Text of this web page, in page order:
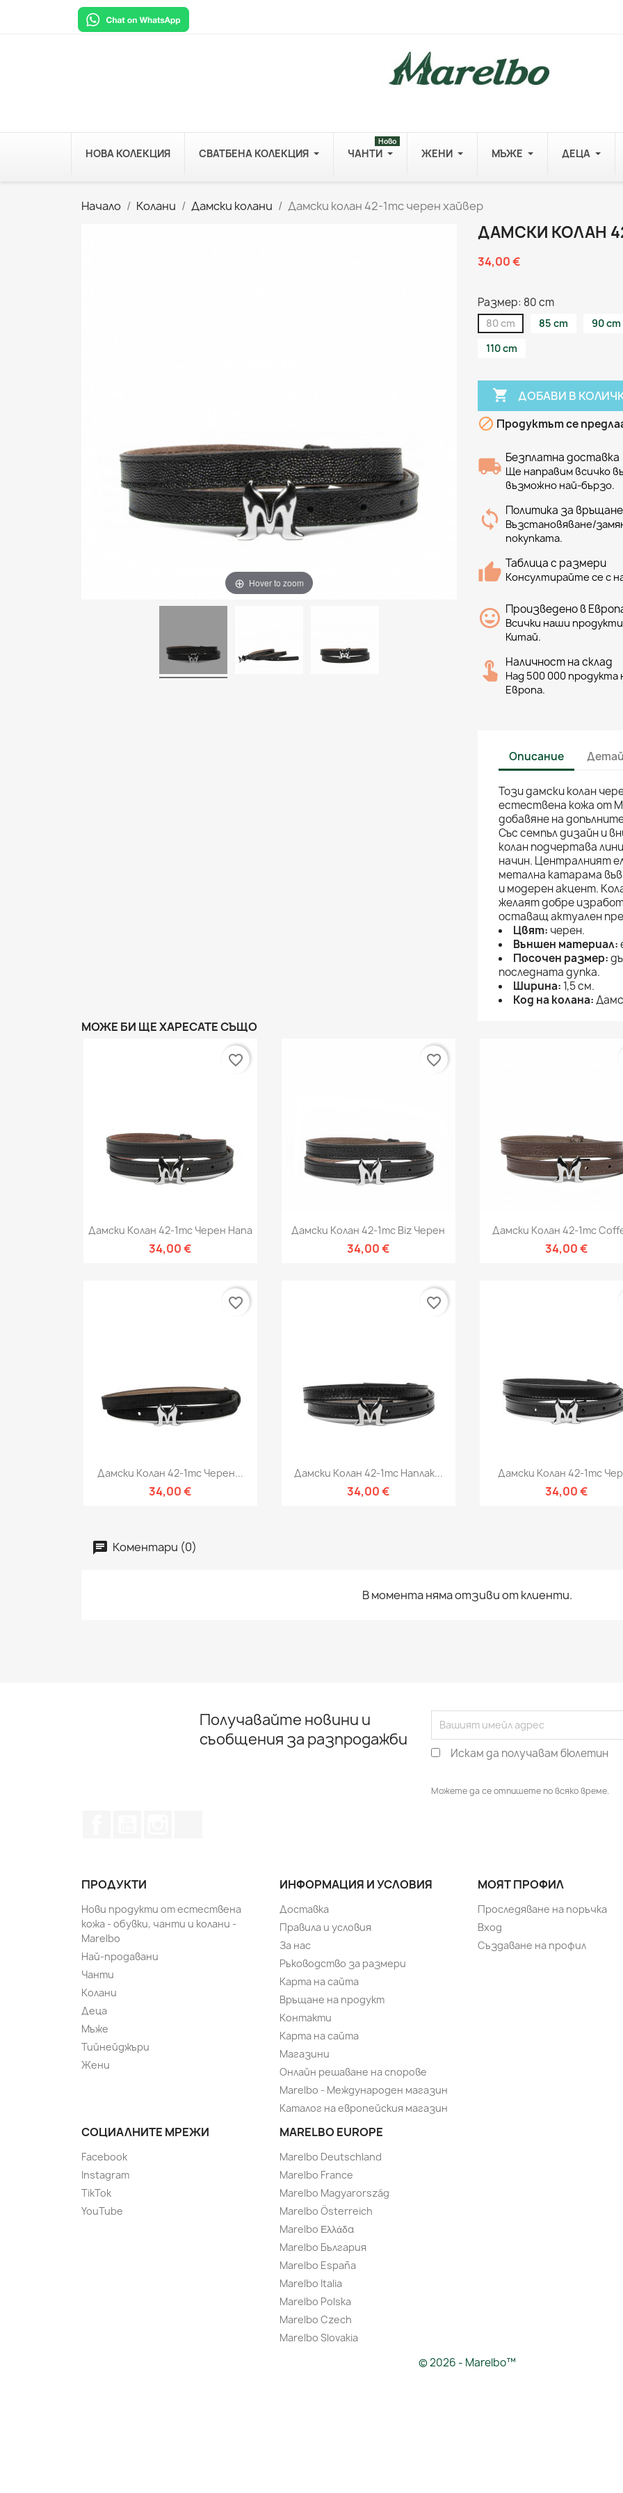
НОВА КОЛЕКЦИЯ СВАТБЕНА КОЛЕКЦИЯ ЧАНТИ
Ново
ЖЕНИ МЪЖЕ ДЕЦА
Начало Колани Дамски колани Дамски колан 42-1mc черен хайвер
Hover to zoom
ДАМСКИ КОЛАН
34,00 €
Размер: 80 cm
80 cm 85 cm 90 cm
110 cm
 ДОБАВИ В
 Продуктът се
Безплатна доставка
Ще направим всичко
възможно най-бързо.
Политика за връщане
Възстановяване/
покупката.
Таблица с размери
Консултирайте се с
Произведено в
Всички наши
Китай.
Наличност на склад
Над 500 000 продукта
Европа.
Описание
Този дамски колан
естествена кожа от
добавяне на
Със семпъл дизайн и
колан подчертава
начин. Централният
метална катарама
и модерен акцент.
желаят добре
оставащ актуален
Цвят: черен.
Външен материал:
Посочен размер:
последната дупка.
Ширина: 1,5 см.
Код на колана:
МОЖЕ БИ ЩЕ ХАРЕСАТЕ СЪЩО
Бърз преглед
Дамски Колан 42-1mc Черен Напа
34,00 €
favorite_border
Бърз преглед
Дамски Колан 42-1mc Biz Черен
34,00 €
favorite_border
Бърз преглед
Дамски Колан 42-1mc
34,00 €
Бърз преглед
Дамски Колан 42-1mc Черен...
34,00 €
favorite_border
Бърз преглед
Дамски Колан 42-1mc Наплак...
34,00 €
favorite_border
 Бърз преглед
Дамски Колан 42-1mc
34,00 €
Коментари (0)
В момента няма отзиви от клиенти.
Получавайте новини и
съобщения за разпродажби
Искам да получавам бюлетин
Можете да се отпишете по всяко време.
ПРОДУКТИ
Нови продукти от естествена
кожа - обувки, чанти и колани -
Marelbo
Най-продавани
Чанти
Колани
Деца
Мъже
Тийнейджъри
Жени
ИНФОРМАЦИЯ И УСЛОВИЯ
Доставка
Правила и условия
За нас
Ръководство за размери
Карта на сайта
Връщане на продукт
Контакти
Карта на сайта
Магазини
Онлайн решаване на спорове
Marelbo - Международен магазин
Каталог на европейския магазин
СОЦИАЛНИТЕ МРЕЖИ
Facebook
Instagram
TikTok
YouTube
MARELBO EUROPE
Marelbo Deutschland
Marelbo France
Marelbo Magyarország
Marelbo Österreich
Marelbo Ελλάδα
Marelbo България
Marelbo España
Marelbo Italia
Marelbo Polska
Marelbo Czech
Marelbo Slovakia
МОЯТ ПРОФИЛ
Проследяване на поръчка
Вход
Създаване на профил
© 2026 - Marelbo™